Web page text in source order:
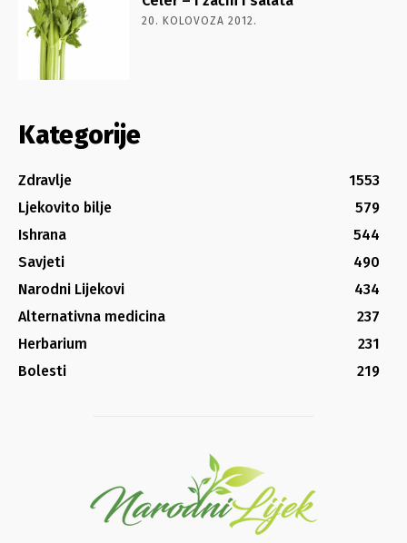
20. KOLOVOZA 2012.
Kategorije
Zdravlje
1553
Ljekovito bilje
579
Ishrana
544
Savjeti
490
Narodni Lijekovi
434
Alternativna medicina
237
Herbarium
231
Bolesti
219